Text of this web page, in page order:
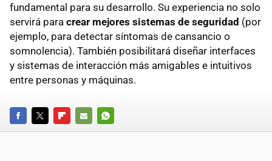
fundamental para su desarrollo. Su experiencia no solo
servirá para crear mejores sistemas de seguridad (por
ejemplo, para detectar síntomas de cansancio o
somnolencia). También posibilitará diseñar interfaces
y sistemas de interacción más amigables e intuitivos
entre personas y máquinas.
FACEBOOKTWITTERFLIPBOARD
E-
WHATSAPP